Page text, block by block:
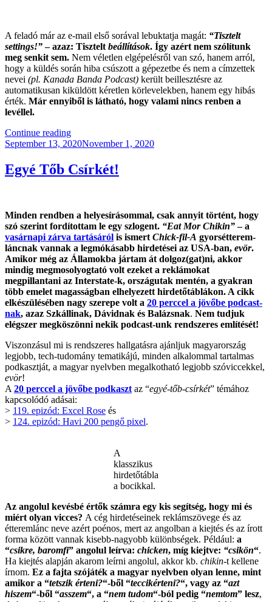
A feladó már az e-mail első sorával lebuktatja magát: “Tisztelt
settings!”– azaz: Tisztelt beállítások. Így azért nem szólítunk
meg senkit sem. Nem véletlen elgépelésről van szó, hanem arról,
hogy a küldés során hiba csúszott a gépezetbe és nem a címzettek
nevei (pl. Kanada Banda Podcast) került beillesztésre az
automatikusan kiküldött kéretlen körlevelekben, hanem egy hibás
érték. Már ennyiből is látható, hogy valami nincs renben a
levéllel.
Continue reading“Az
Év
Kéretlen
Levele”
Posted
September 13, 2020November 1, 2020
Egyé Tőb Csírkét!
Minden rendben a helyesírásommal, csak annyit történt, hogy
szó szerint fordítottam le egy szlogent. “Eat Mor Chikin”– a
vasárnapi zárva tartásáról is ismertChick-fil-A gyorsétterem-
láncnak vannak a legmókásabb hirdetései az USA-ban, evör.
Amikor még az Államokba jártam át dolgoz(gat)ni, akkor
mindig megmosolyogtató volt ezeket a reklámokat
megpillantani az Interstate-k, országutak mentén, a gyakran
több emelet magasságban elhelyezett hirdetőtáblákon.A cikk
elkészülésében nagy szerepe volt a 20 perccel a jövőbe podcast-
nak, azaz Szkállinak, Dávidnak és Balázsnak. Nem tudjuk
elégszer megköszönni nekik podcast-unk rendszeres említését!
Viszonzásul mi is rendszeres hallgatásra ajánljuk magyarország
legjobb, tech-tudomány tematikájú, minden alkalommal tartalmas
podkasztját, a magyar nyelvben megalkotható legjobb szóviccekkel,
evör!
A20 perccel a jövőbe podkasztaz “egyé-tőb-csírkét” témához
kapcsolódó adásai:
> 119. epizód: Excel Rose és
> 124. epizód: Havi 200 pengő pixel.
A
klasszikus
hirdetőtábla
a bocikkal.
Az angolul kevésbé értők számra egy kis segítség, hogy mi és
miért olyan vicces? A cég hirdetéseinek reklámszövege és az
étteremlánc neve azért poénos, mert az angolban a kiejtés és az írott
forma között vannak kisebb-nagyobb különbségek. Például: a
“csikre, baromfi” angolul leírva: chicken, míg kiejtve: “csikön“.
Ha kiejtés alapján akarom leírni angolul, akkor kb. chikin-t kellene
írnom. Ez a fajta szójáték a magyar nyelvben olyan lenne, mint
amikor a “tetszik érteni?“-ből “teccikérteni?“, vagy az “azt
hiszem“-ből “asszem“, a “nem tudom“-ból pedig “nemtom” lesz,